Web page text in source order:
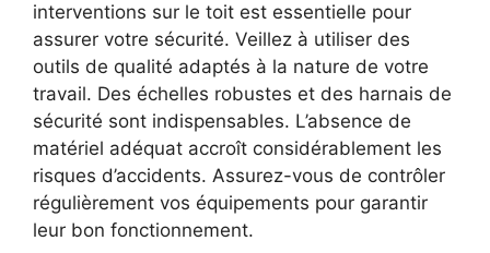
interventions sur le toit est essentielle pour
assurer votre sécurité. Veillez à utiliser des
outils de qualité adaptés à la nature de votre
travail. Des échelles robustes et des harnais de
sécurité sont indispensables. L’absence de
matériel adéquat accroît considérablement les
risques d’accidents. Assurez-vous de contrôler
régulièrement vos équipements pour garantir
leur bon fonctionnement.